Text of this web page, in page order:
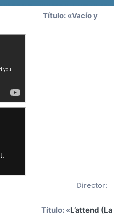
Título: «Vacío y
Título: «L’attend (La